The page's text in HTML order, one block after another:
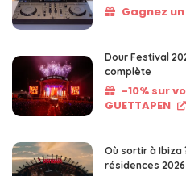
Gagnez un
Dour Festival
complète
-10% sur
GUETTAPEN
Où sortir à Ibiza
résidences 2026